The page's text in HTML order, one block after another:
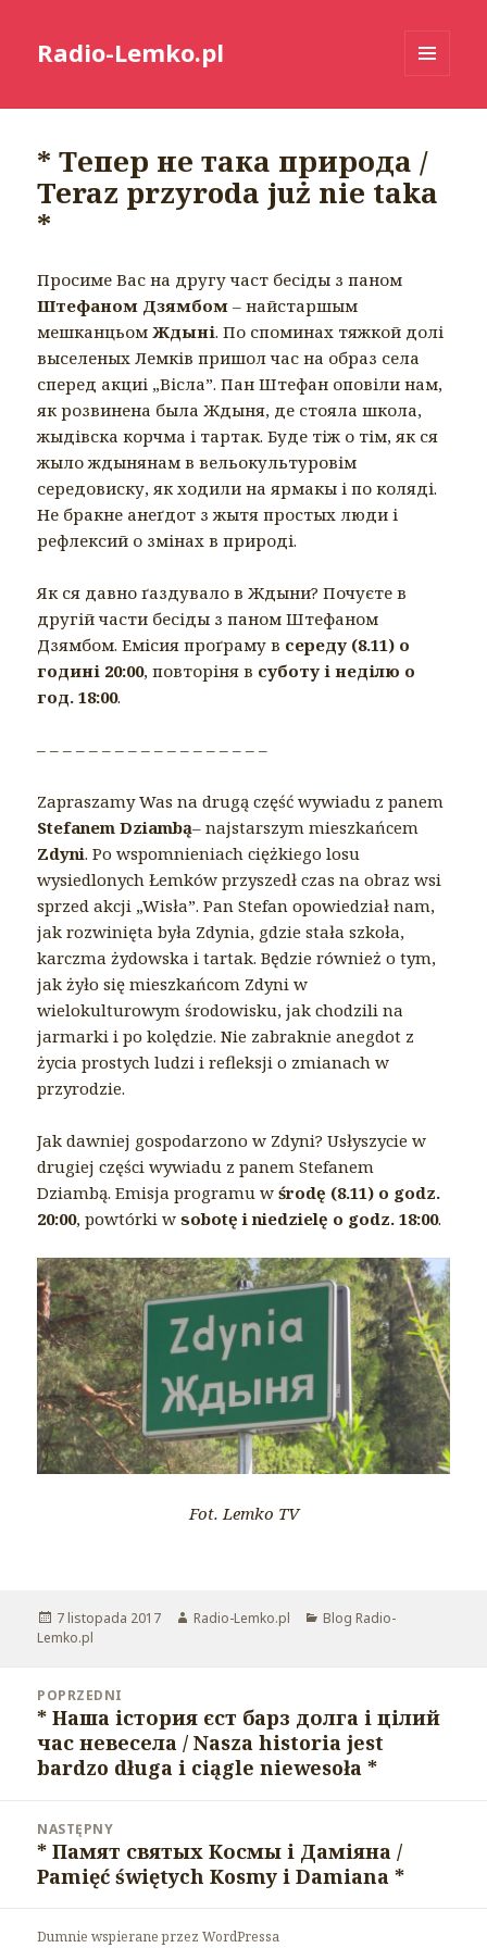
Radio-Lemko.pl
* Тепер не така природа /
Teraz przyroda już nie taka
*
Просиме Вас на другу част бесіды з паном
Штефаном Дзямбом– найстаршым
мешканцьомЖдыні. По споминах тяжкой долі
выселеных Лемків пришол час на образ села
сперед акциі „Вісла”. Пан Штефан оповіли нам,
як розвинена была Ждыня, де стояла школа,
жыдівска корчма і тартак. Буде тіж о тім, як ся
жыло ждынянам в вельокультуровім
середовиску, як ходили на ярмакы і по коляді.
Не бракне анеґдот з жытя простых люди і
рефлексий о змінах в природі.
Як ся давно ґаздувало в Ждыни? Почуєте в
другій части бесіды з паном Штефаном
Дзямбом. Емісия проґраму в середу (8.11) о
годині 20:00, повторіня в суботу і неділю о
год. 18:00.
– – – – – – – – – – – – – – – – – –
Zapraszamy Was na drugą część wywiadu z panem
Stefanem Dziambą– najstarszym mieszkańcem
Zdyni. Po wspomnieniach ciężkiego losu
wysiedlonych Łemków przyszedł czas na obraz wsi
sprzed akcji „Wisła”. Pan Stefan opowiedział nam,
jak rozwinięta była Zdynia, gdzie stała szkoła,
karczma żydowska i tartak. Będzie również o tym,
jak żyło się mieszkańcom Zdyni w
wielokulturowym środowisku, jak chodzili na
jarmarki i po kolędzie. Nie zabraknie anegdot z
życia prostych ludzi i refleksji o zmianach w
przyrodzie.
Jak dawniej gospodarzono w Zdyni? Usłyszycie w
drugiej części wywiadu z panem Stefanem
Dziambą. Emisja programu wśrodę (8.11) o godz.
20:00, powtórki wsobotę i niedzielę o godz. 18:00.
Fot. Lemko TV
Opublikowano
7 listopada 2017 Autor
Radio-Lemko.pl Kategorie
Blog Radio-
Lemko.pl
wpisu
POPRZEDNI
Poprzedni
wpis:
* Наша істория єст барз долга і цілий
час невесела / Nasza historia jest
bardzo długa i ciągle niewesoła *
NASTĘPNY
Następny
wpis:
* Памят святых Космы і Даміяна /
Pamięć świętych Kosmy i Damiana *
Dumnie wspierane przez WordPressa